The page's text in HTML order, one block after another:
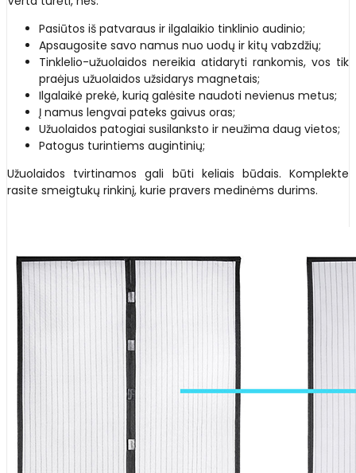
Pasiūtos iš patvaraus ir ilgalaikio tinklinio audinio;
Apsaugosite savo namus nuo uodų ir kitų vabzdžių;
Tinklelio-užuolaidos nereikia atidaryti rankomis, vos tik
praėjus užuolaidos užsidarys magnetais;
Ilgalaikė prekė, kurią galėsite naudoti nevienus metus;
Į namus lengvai pateks gaivus oras;
Užuolaidos patogiai susilanksto ir neužima daug vietos;
Patogus turintiems augintinių;
Užuolaidos tvirtinamos gali būti keliais būdais. Komplekte
rasite smeigtukų rinkinį, kurie pravers medinėms durims.